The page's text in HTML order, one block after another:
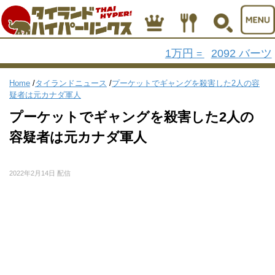
1万円 = 2092 バーツ
Home /タイランドニュース /プーケットでギャングを殺害した2人の容
疑者は元カナダ軍人
プーケットでギャングを殺害した2人の
容疑者は元カナダ軍人
2022年2月14日 配信